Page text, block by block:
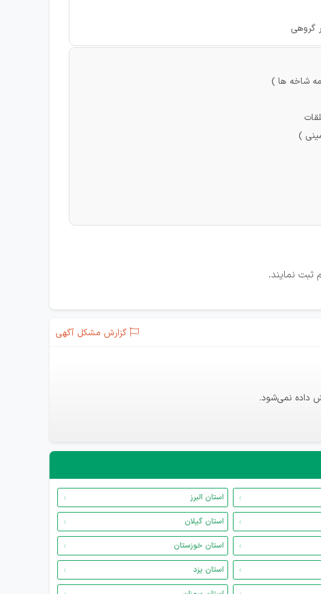
گروهی
شاخه ها )
)
ثبت نمایند.
گزارش مشکل آگهی
داده نمی‌شود.
استان البرز
استان گیلان
استان خوزستان
استان یزد